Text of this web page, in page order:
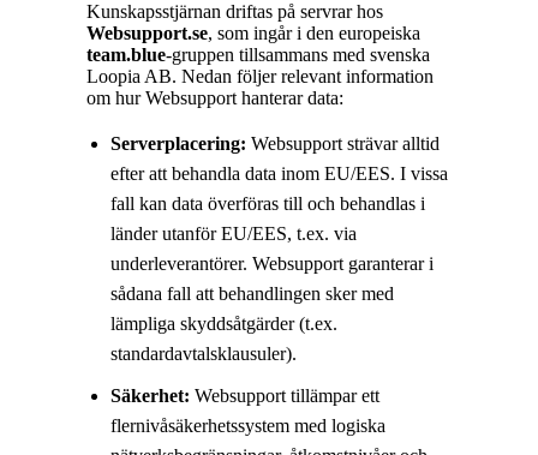
Kunskapsstjärnan driftas på servrar hos
Websupport.se, som ingår i den europeiska
team.blue-gruppen tillsammans med svenska
Loopia AB. Nedan följer relevant information
om hur Websupport hanterar data:
Serverplacering: Websupport strävar alltid
efter att behandla data inom EU/EES. I vissa
fall kan data överföras till och behandlas i
länder utanför EU/EES, t.ex. via
underleverantörer. Websupport garanterar i
sådana fall att behandlingen sker med
lämpliga skyddsåtgärder (t.ex.
standardavtalsklausuler).
Säkerhet: Websupport tillämpar ett
flernivåsäkerhetssystem med logiska